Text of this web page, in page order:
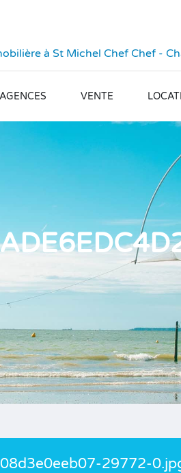
à St Michel Chef Chef -
VENTE
29772-